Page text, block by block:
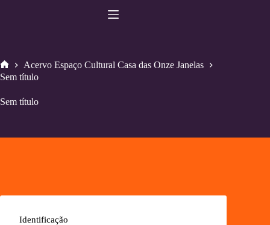
Home
Acervo Espaço Cultural Casa das Onze Janelas
Sem título
Sem título
Identificação